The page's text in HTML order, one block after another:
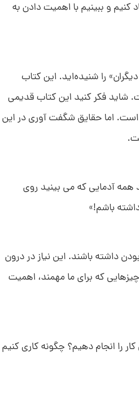
و ببینیم با اهمیت دادن به
را شنیده‌اید. این کتاب
شاید فکر کنید این کتاب قدیمی
است. اما حقایق شگفت آوری در این
آدمایی که می بینید روی
باشم!»
باشند. این نیاز در درون
که برای ما مهمند، اهمیت
را انجام دهیم؟ چگونه کاری کنیم